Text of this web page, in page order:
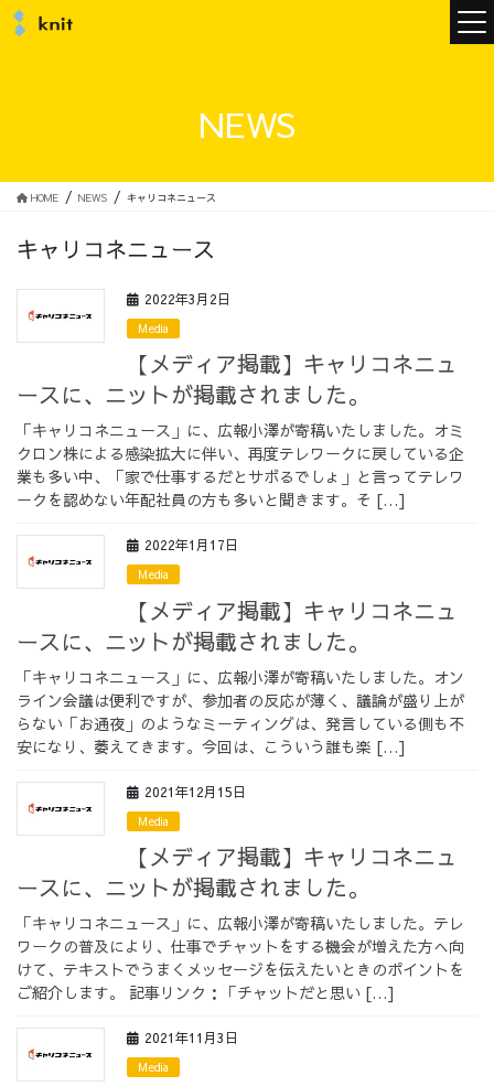
メンバー
サービス
採用情報トップ チームインタビュー01
お問い合わせ
NEWS
HOME NEWS キャリコネニュース
キャリコネニュース
2022年3月2日
Media
【メディア掲載】キャリコネニュ
ースに、ニットが掲載されました。
「キャリコネニュース」に、広報小澤が寄稿いたしました。オミ
クロン株による感染拡大に伴い、再度テレワークに戻している企
業も多い中、「家で仕事するだとサボるでしょ」と言ってテレワ
ークを認めない年配社員の方も多いと聞きます。そ […]
2022年1月17日
Media
【メディア掲載】キャリコネニュ
ースに、ニットが掲載されました。
「キャリコネニュース」に、広報小澤が寄稿いたしました。オン
ライン会議は便利ですが、参加者の反応が薄く、議論が盛り上が
らない「お通夜」のようなミーティングは、発言している側も不
安になり、萎えてきます。今回は、こういう誰も楽 […]
2021年12月15日
Media
【メディア掲載】キャリコネニュ
ースに、ニットが掲載されました。
「キャリコネニュース」に、広報小澤が寄稿いたしました。テレ
ワークの普及により、仕事でチャットをする機会が増えた方へ向
けて、テキストでうまくメッセージを伝えたいときのポイントを
ご紹介します。 記事リンク：「チャットだと思い […]
2021年11月3日
Media